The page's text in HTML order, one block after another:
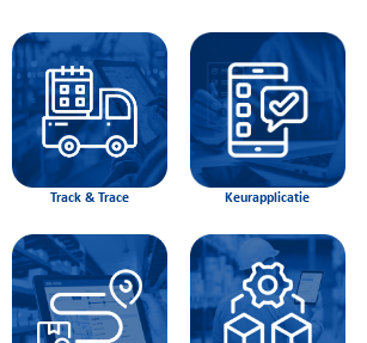
Track & Trace Keurapplicatie